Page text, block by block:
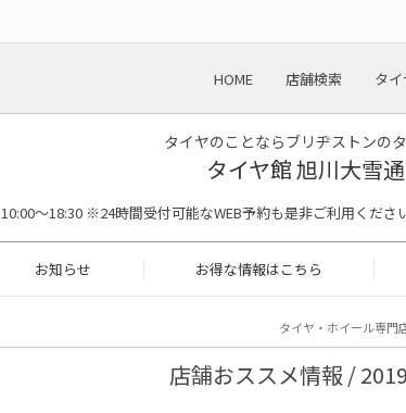
HOME 店舗検索 タ
タイヤのことならブリヂストンの
タイヤ館 旭川大雪
10:00～18:30 ※24時間受付可能なWEB予約も是非ご利用くださ
お知らせ お得な情報はこちら
タイヤ・ホイール専門
店舗おススメ情報 /